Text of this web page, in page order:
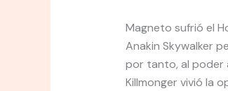
Magneto sufrió el
Anakin Skywalker
por tanto, al poder
Killmonger vivió la